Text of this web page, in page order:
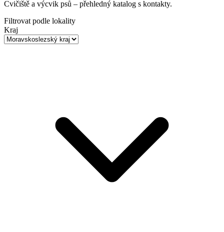
Cvičiště a výcvik psů – přehledný katalog s kontakty.
Filtrovat podle lokality
Kraj